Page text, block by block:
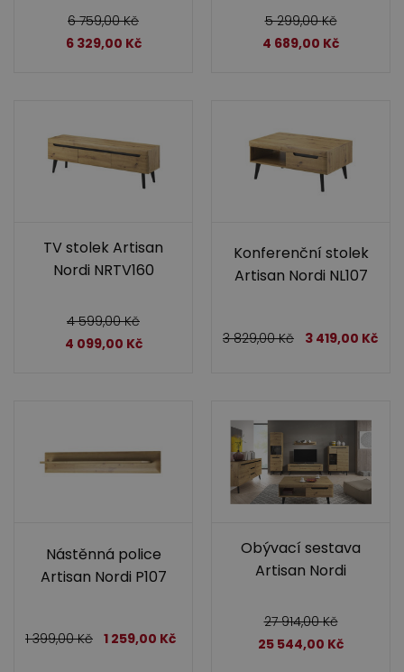
6 759,00Kč
6 329,00 Kč
5 299,00Kč
4 689,00 Kč
TV stolek Artisan
Nordi NRTV160
4 599,00Kč
4 099,00 Kč
Konferenční stolek
Artisan Nordi NL107
3 829,00Kč 3 419,00 Kč
Nástěnná police
Artisan Nordi P107
1 399,00Kč 1 259,00 Kč
Obývací sestava
Artisan Nordi
27 914,00Kč
25 544,00 Kč